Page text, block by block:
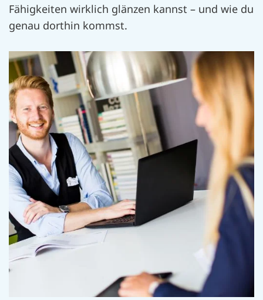
Fähigkeiten wirklich glänzen kannst – und wie du
genau dorthin kommst.